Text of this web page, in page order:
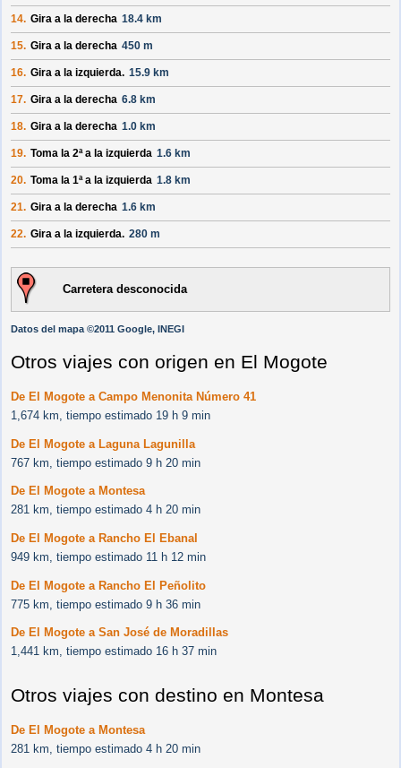
14. Gira a la derecha 18.4 km
15. Gira a la derecha 450 m
16. Gira a la izquierda. 15.9 km
17. Gira a la derecha 6.8 km
18. Gira a la derecha 1.0 km
19. Toma la 2ª a la izquierda 1.6 km
20. Toma la 1ª a la izquierda 1.8 km
21. Gira a la derecha 1.6 km
22. Gira a la izquierda. 280 m
Carretera desconocida
Datos del mapa ©2011 Google, INEGI
Otros viajes con origen en El Mogote
De El Mogote a Campo Menonita Número 41
1,674 km, tiempo estimado 19 h 9 min
De El Mogote a Laguna Lagunilla
767 km, tiempo estimado 9 h 20 min
De El Mogote a Montesa
281 km, tiempo estimado 4 h 20 min
De El Mogote a Rancho El Ebanal
949 km, tiempo estimado 11 h 12 min
De El Mogote a Rancho El Peñolito
775 km, tiempo estimado 9 h 36 min
De El Mogote a San José de Moradillas
1,441 km, tiempo estimado 16 h 37 min
Otros viajes con destino en Montesa
De El Mogote a Montesa
281 km, tiempo estimado 4 h 20 min